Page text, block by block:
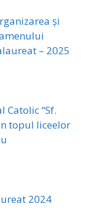
și
– 2025
Catolic “Sf.
topul liceelor
2024